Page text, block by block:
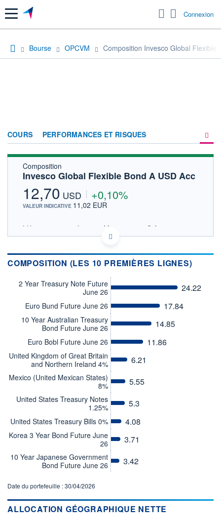
Menu Connexion
Bourse OPCVM Composition Invesco Global Flexible
COURS PERFORMANCES ET RISQUES
Composition
Invesco Global Flexible Bond A USD Acc
12,70 USD +0,10%
VALEUR INDICATIVE 11,02 EUR
LU1332269403 - Invesco Management S.A.
OPCVM DERNIER COURS CONNU AU 05/08/2026
02/12 02/04
CATÉGORIE MORNINGSTAR
Obligations Internationales
Flexibles Couvertes en
USD
PEA PEA-PME BOURSOVIE LUX
Non éligible Boursobank
ACTIF NET (EUR)
97M / 31.07.26
NOTATION MORNINGSTAR ⁽¹⁾
RISQUE DU FONDS (SRI)
COMPOSITION (LES 10 PREMIÈRES LIGNES)
2 Year Treasury Note Future
June 26
24.22
Euro Bund Future June 26 17.84
10 Year Australian Treasury
Bond Future June 26
14.85
Euro Bobl Future June 26 11.86
United Kingdom of Great Britain
and Northern Ireland 4%
6.21
Mexico (United Mexican States)
8%
5.55
United States Treasury Notes
1.25%
5.3
United States Treasury Bills 0% 4.08
Korea 3 Year Bond Future June
26
3.71
10 Year Japanese Government
Bond Future June 26
3.42
Date du portefeuille : 30/04/2026
ALLOCATION GÉOGRAPHIQUE NETTE